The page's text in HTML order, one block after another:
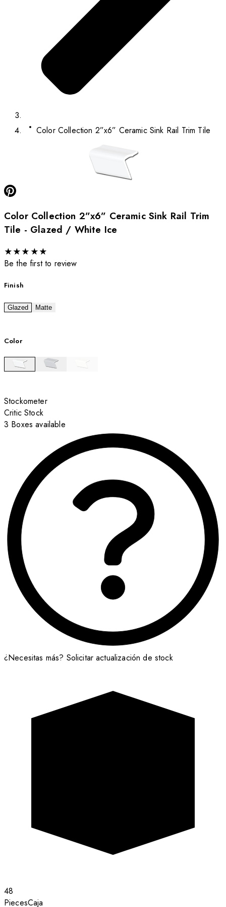
Color Collection 2”x6” Ceramic Sink Rail Trim Tile
Color Collection 2”x6” Ceramic Sink Rail Trim
Tile - Glazed / White Ice
★★★ ★★
Be the first to review
Finish
Glazed Matte
Color
Stockometer
Critic Stock
3 Boxes available
¿Necesitas más? Solicitar actualización de stock
48
PiecesCaja